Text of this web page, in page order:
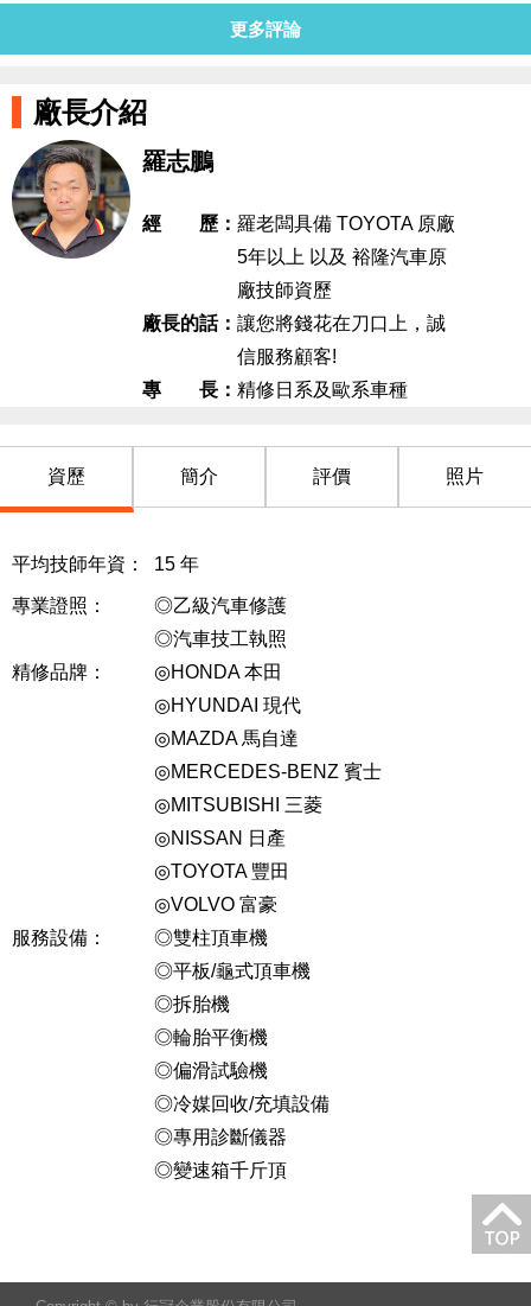
第一次來保養感覺很不錯 老闆親切又專業! 師傅還陪
試車一圈抓問題還沒多收工錢，真心推薦這間好保養
5年前
hong connor
保養維修非常專業，收費公道，非常值得推薦... 之前
在南投遇到問題，還特別協助如何省拖吊費，並等到
超過下班時間，真的是啾甘心...
5年前
老闆熱衷機械原理，修車價格透明實在，保養也不含
糊。收錢時不小心多給了點，一句「無功不受祿」，
讓我這平常不愛留言的人，忍不住上來誇個兩句。
更多評論
廠長介紹
羅志鵬
經 歷： 羅老闆具備 TOYOTA 原廠
5年以上 以及 裕隆汽車原
廠技師資歷
廠長的話： 讓您將錢花在刀口上，誠
信服務顧客!
專 長： 精修日系及歐系車種
資歷 簡介 評價 照片
平均技師年資： 15 年
專業證照：
◎乙級汽車修護
◎汽車技工執照
精修品牌：
◎HONDA 本田
◎HYUNDAI 現代
◎MAZDA 馬自達
◎MERCEDES-BENZ 賓士
◎MITSUBISHI 三菱
◎NISSAN 日產
◎TOYOTA 豐田
◎VOLVO 富豪
服務設備：
◎雙柱頂車機
◎平板/龜式頂車機
◎拆胎機
◎輪胎平衡機
◎偏滑試驗機
◎冷媒回收/充填設備
◎專用診斷儀器
◎變速箱千斤頂